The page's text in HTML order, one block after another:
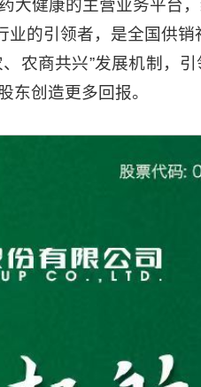
健康的主营业务平台
的引领者，是全国供
农商共兴”发展机制，
东创造更多回报。